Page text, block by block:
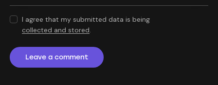
I agree that my submitted data is being
collected and stored.